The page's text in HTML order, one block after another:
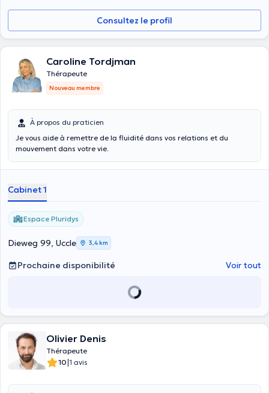
Consultez le profil
Caroline Tordjman
Thérapeute
Nouveau membre
À propos du praticien
Je vous aide à remettre de la fluidité dans vos relations et du
mouvement dans votre vie.
Cabinet 1
Espace Pluridys
Dieweg 99, Uccle 3,4 km
Prochaine disponibilité Voir tout
Olivier Denis
Thérapeute
10|1 avis